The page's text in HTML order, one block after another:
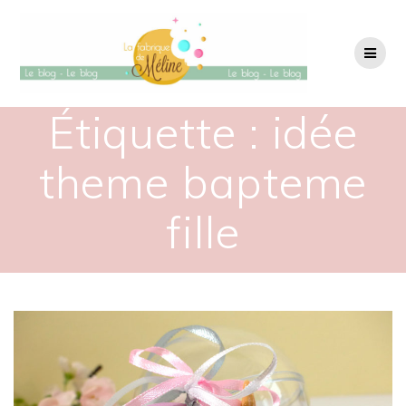
contenu
Étiquette : idée
theme bapteme
fille